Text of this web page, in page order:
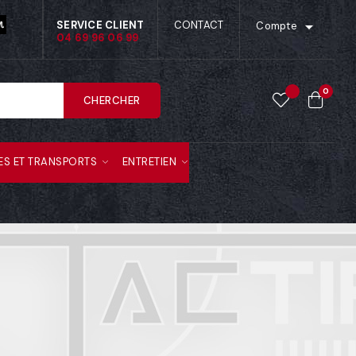
SERVICE CLIENT
04 69 96 06 99
CONTACT Compte 
CHERCHER
0
ET TRANSPORTS ENTRETIEN